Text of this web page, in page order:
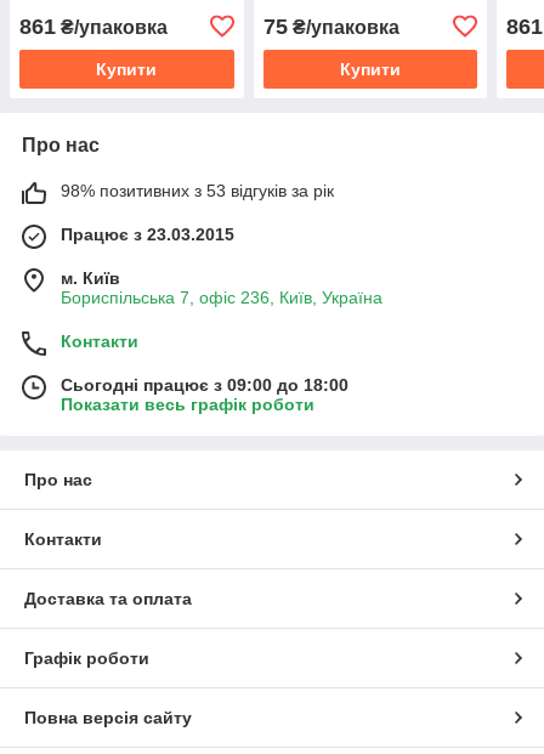
861 ₴/упаковка
Купити
75₴/упаковка
Купити
861
Про нас
98% позитивних з 53 відгуків за рік
Працює з 23.03.2015
м. Київ
Бориспільська 7, офіс 236, Київ, Україна
Контакти
Сьогодні працює з 09:00 до 18:00
Показати весь графік роботи
Про нас
Контакти
Доставка та оплата
Графік роботи
Повна версія сайту